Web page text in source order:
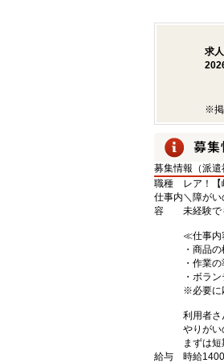
求
※掲
募集情報（派遣
職種
レア！
仕事内
容
＼障が
未経験
≪仕事内
・商品
・作業
・ボラ
※必要に
利用者さ
やりがい
まずは短
給与
時給